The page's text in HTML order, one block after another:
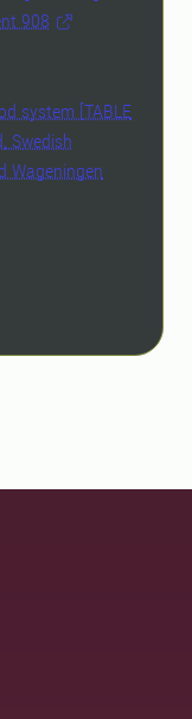
908
system [TABLE
Swedish
Wageningen